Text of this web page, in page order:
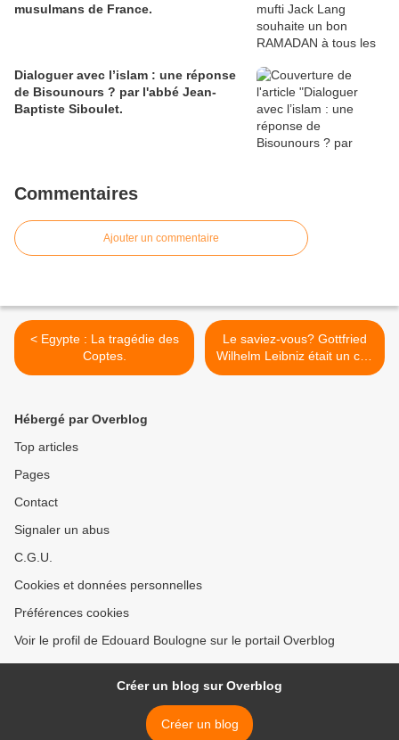
musulmans de France.
Dialoguer avec l’islam : une réponse
de Bisounours ? par l'abbé Jean-
Baptiste Siboulet.
Commentaires
Ajouter un commentaire
< Egypte : La tragédie des
Coptes.
Le saviez-vous? Gottfried
Wilhelm Leibniz était un con
! ( Ou les athées sont-ils
Hébergé par Overblog
Top articles
Pages
Contact
Signaler un abus
C.G.U.
Cookies et données personnelles
Préférences cookies
Voir le profil de Edouard Boulogne sur le portail Overblog
Créer un blog sur Overblog
Créer un blog